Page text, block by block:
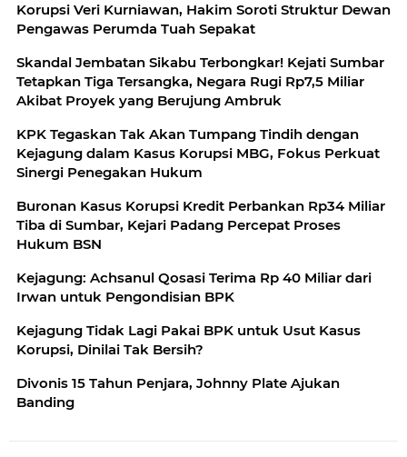
Korupsi Veri Kurniawan, Hakim Soroti Struktur Dewan
Pengawas Perumda Tuah Sepakat
Skandal Jembatan Sikabu Terbongkar! Kejati Sumbar
Tetapkan Tiga Tersangka, Negara Rugi Rp7,5 Miliar
Akibat Proyek yang Berujung Ambruk
KPK Tegaskan Tak Akan Tumpang Tindih dengan
Kejagung dalam Kasus Korupsi MBG, Fokus Perkuat
Sinergi Penegakan Hukum
Buronan Kasus Korupsi Kredit Perbankan Rp34 Miliar
Tiba di Sumbar, Kejari Padang Percepat Proses
Hukum BSN
Kejagung: Achsanul Qosasi Terima Rp 40 Miliar dari
Irwan untuk Pengondisian BPK
Kejagung Tidak Lagi Pakai BPK untuk Usut Kasus
Korupsi, Dinilai Tak Bersih?
Divonis 15 Tahun Penjara, Johnny Plate Ajukan
Banding